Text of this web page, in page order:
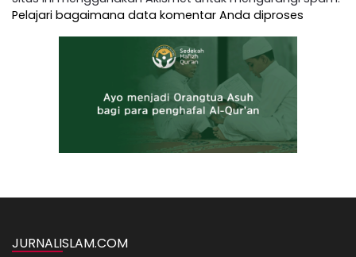
Pelajari bagaimana data komentar Anda diproses
JURNALISLAM.COM